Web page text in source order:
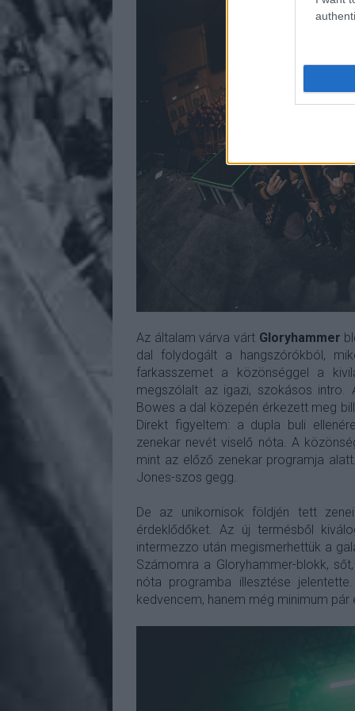
Az általam várva várt Gloryhammer
dal folydogált a hangszórókból,
farkasszemet a közönséggel a
megszólalt az igazi, szokásos intro.
Bowes a dal közepén érkezett meg
Direkt figyeltem: a dupla buli
zenekar nevét viselő nóta. A
mint az előző zenekar programja
Jones-szos gegg.
De az unikornisok földjén tett
érdeklődőket. Az új termésből
intermezzo után megismerhettük a
Számomra a Gloryhammer-blokk,
nóta programba illesztése
kedvencem, hanem még minimum pár